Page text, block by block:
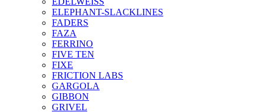
ELEPHANT-SLACKLINES
FADERS
FAZA
FERRINO
FIVE TEN
FIXE
FRICTION LABS
GARGOLA
GIBBON
GRIVEL